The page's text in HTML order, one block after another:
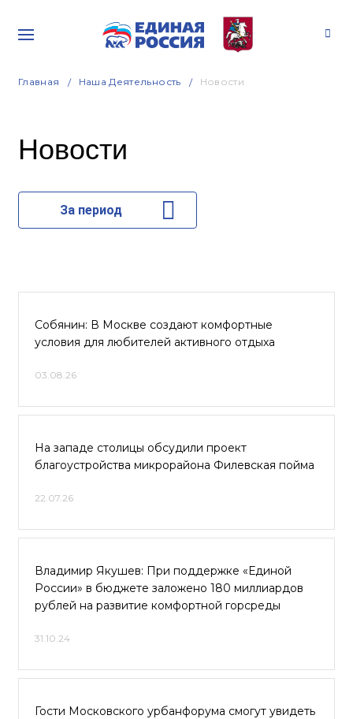
Главная Наша Деятельность Новости
Новости
За период
Собянин: В Москве создают комфортные
условия для любителей активного отдыха
03.08.26
На западе столицы обсудили проект
благоустройства микрорайона Филевская пойма
22.07.26
Владимир Якушев: При поддержке «Единой
России» в бюджете заложено 180 миллиардов
рублей на развитие комфортной горсреды
31.10.24
Гости Московского урбанфорума смогут увидеть